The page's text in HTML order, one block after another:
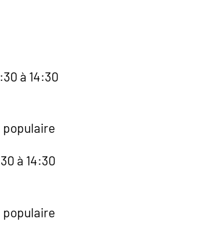
à 14:30
populaire
à 14:30
populaire